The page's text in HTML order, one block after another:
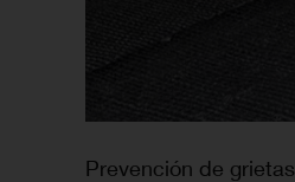
Prevención de grietas